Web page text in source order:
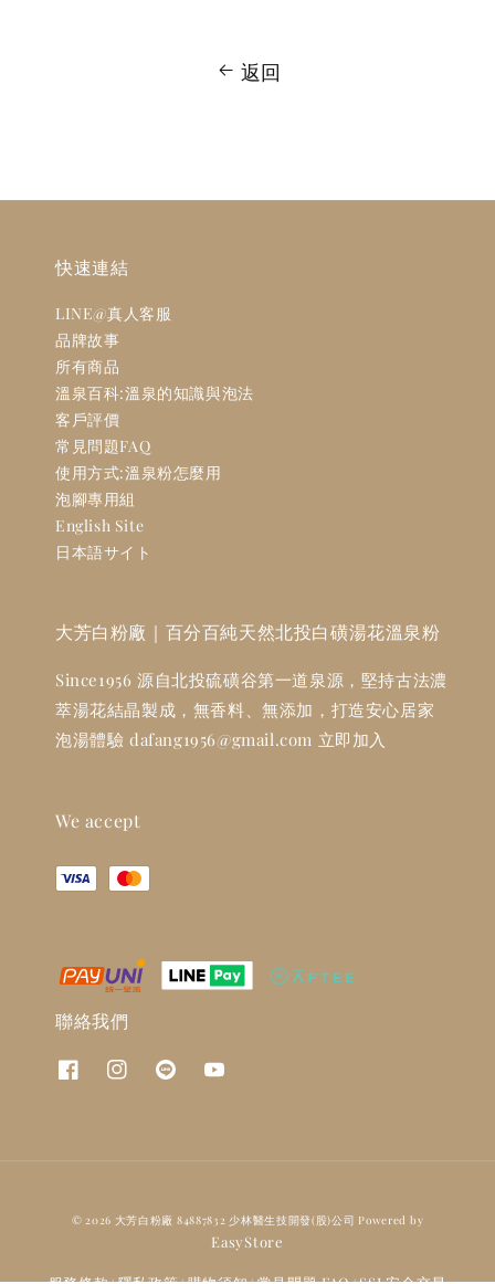
返回
快速連結
LINE@真人客服
品牌故事
所有商品
溫泉百科:溫泉的知識與泡法
客戶評價
常見問題FAQ
使用方式:溫泉粉怎麼用
泡腳專用組
English Site
日本語サイト
大芳白粉廠｜百分百純天然北投白磺湯花溫泉粉
Since1956 源自北投硫磺谷第一道泉源，堅持古法濃
萃湯花結晶製成，無香料、無添加，打造安心居家
泡湯體驗 dafang1956@gmail.com 立即加入
We accept
聯絡我們
© 2026 大芳白粉廠 84887832 少林醫生技開發(股)公司 Powered by
EasyStore